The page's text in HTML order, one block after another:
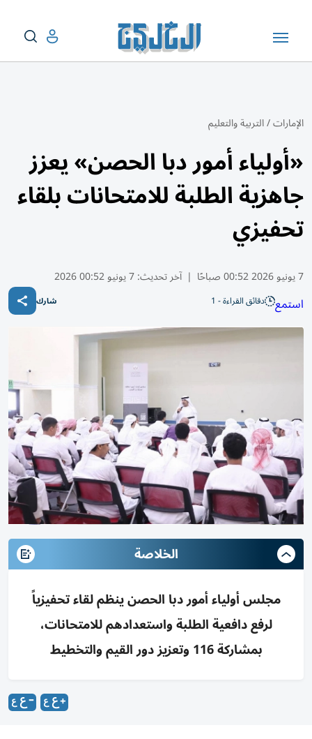
الإمارات/التربية والتعليم
«أولياء أمور دبا الحصن» يعزز
جاهزية الطلبة للامتحانات بلقاء
تحفيزي
7 يونيو 2026 00:52 صباحًا | آخر تحديث:7 يونيو 00:52 2026
استمع دقائق القراءة - 1 شارك
الخلاصة
مجلس أولياء أمور دبا الحصن ينظم لقاء تحفيزياً
لرفع دافعية الطلبة واستعدادهم للامتحانات،
بمشاركة 116 وتعزيز دور القيم والتخطيط